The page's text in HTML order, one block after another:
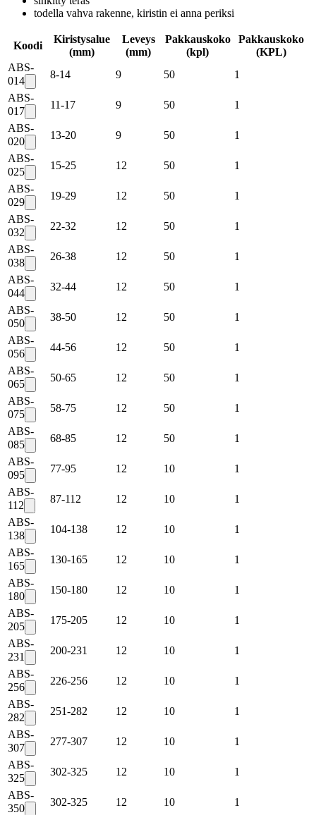
todella vahva rakenne, kiristin ei anna periksi
Koodi
Kiristysalue
(mm)
Leveys
(mm)
Pakkauskoko
(kpl)
Pakkauskoko
(KPL)
ABS-
014
8-14 9 50
1
ABS-
017
11-17 9 50
1
ABS-
020
13-20 9 50
1
ABS-
025
15-25 12 50
1
ABS-
029
19-29 12 50
1
ABS-
032
22-32 12 50
1
ABS-
038
26-38 12 50
1
ABS-
044
32-44 12 50
1
ABS-
050
38-50 12 50
1
ABS-
056
44-56 12 50
1
ABS-
065
50-65 12 50
1
ABS-
075
58-75 12 50
1
ABS-
085
68-85 12 50
1
ABS-
095
77-95 12 10
1
ABS-
112
87-112 12 10
1
ABS-
138
104-138 12 10
1
ABS-
165
130-165 12 10
1
ABS-
180
150-180 12 10
1
ABS-
205
175-205 12 10
1
ABS-
231
200-231 12 10
1
ABS-
256
226-256 12 10
1
ABS-
282
251-282 12 10
1
ABS-
307
277-307 12 10
1
ABS-
325
302-325 12 10
1
ABS-
350
302-325 12 10 1